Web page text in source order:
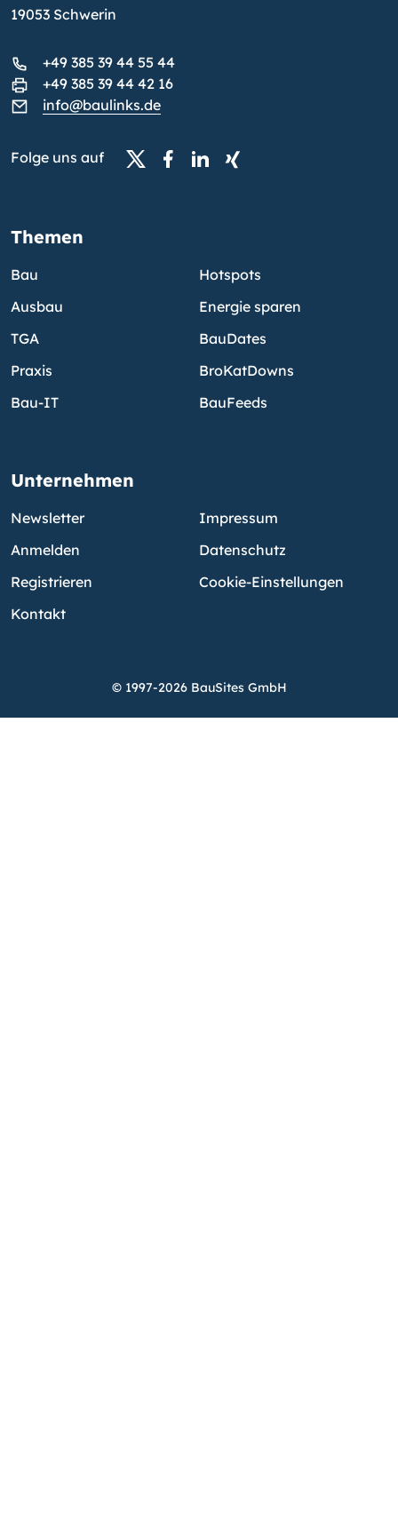
19053 Schwerin
+49 385 39 44 55 44
+49 385 39 44 42 16
info@baulinks.de
Folge uns auf
Themen
Bau
Ausbau
TGA
Praxis
Bau-IT
Hotspots
Energie sparen
BauDates
BroKatDowns
BauFeeds
Unternehmen
Newsletter
Anmelden
Registrieren
Kontakt
Impressum
Datenschutz
Cookie-Einstellungen
© 1997-2026 BauSites GmbH